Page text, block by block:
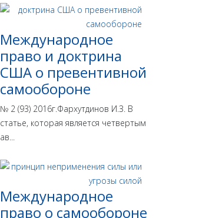
Международное
право и доктрина
США о превентивной
самообороне
№ 2 (93) 2016г.Фархутдинов И.З. В
статье, которая является четвертым
ав...
Международное
право о самообороне